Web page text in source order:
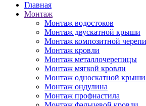
Главная
Монтаж
Монтаж водостоков
Монтаж двускатной крыши
Монтаж композитной
Монтаж кровли
Монтаж металлочерепицы
Монтаж мягкой кровли
Монтаж односкатной крыши
Монтаж ондулина
Монтаж профнастила